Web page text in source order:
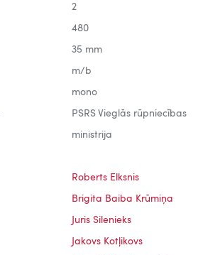
2
480
35 mm
m/b
mono
PSRS Vieglās rūpniecības
ministrija
Roberts Elksnis
Brigita Baiba Krūmiņa
Juris Silenieks
Jakovs Kotļikovs